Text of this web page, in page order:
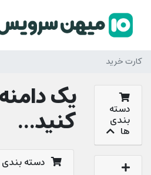
کارت خرید
دسته
بندی
ها
یک
کنید...
دسته بندی